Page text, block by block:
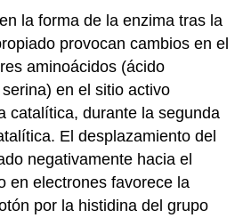
la forma de la enzima tras la
provocan cambios en el
aminoácidos (ácido
en el sitio activo
catalítica, durante la segunda
El desplazamiento del
negativamente hacia el
en electrones favorece la
por la histidina del grupo